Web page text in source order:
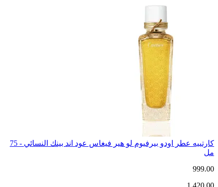
كارتييه عطر اودو بيرفيوم لو هير فيغاس عود اند بينك النسائي - 75
مل
999.00